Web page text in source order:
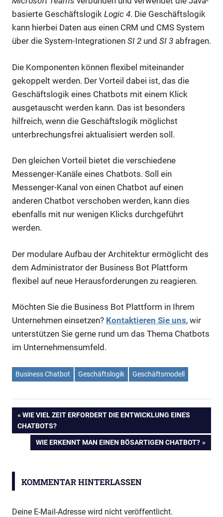
basierte Geschäftslogik Logic 4. Die Geschäftslogik
kann hierbei Daten aus einen CRM und CMS System
über die System-Integrationen SI 2 und SI 3 abfragen.
Die Komponenten können flexibel miteinander
gekoppelt werden. Der Vorteil dabei ist, das die
Geschäftslogik eines Chatbots mit einem Klick
ausgetauscht werden kann. Das ist besonders
hilfreich, wenn die Geschäftslogik möglichst
unterbrechungsfrei aktualisiert werden soll.
Den gleichen Vorteil bietet die verschiedene
Messenger-Kanäle eines Chatbots. Soll ein
Messenger-Kanal von einen Chatbot auf einen
anderen Chatbot verschoben werden, kann dies
ebenfalls mit nur wenigen Klicks durchgeführt
werden.
Der modulare Aufbau der Architektur ermöglicht des
dem Administrator der Business Bot Plattform
flexibel auf neue Herausforderungen zu reagieren.
Möchten Sie die Business Bot Plattform in Ihrem
Unternehmen einsetzen? Kontaktieren Sie uns, wir
unterstützen Sie gerne rund um das Thema Chatbots
im Unternehmensumfeld.
Business Chatbot Geschäftslogik Geschäftsmodell
Beitragsnavigation
VORHERIGER
BEITRAG:
WIE VIEL ZEIT ERFORDERT DIE ENTWICKLUNG EINES
CHATBOTS?
NÄCHSTER
WIE ERKENNT MAN EINEN BÖSARTIGEN CHATBOT?
KOMMENTAR HINTERLASSEN
Deine E-Mail-Adresse wird nicht veröffentlicht.